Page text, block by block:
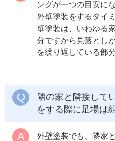
ングが一つの目安に
外壁塗装をするタイ
壁塗装は、いわゆる
分ですから見落とし
を繰り返している部
隣の家と隣接して
をする際に足場は
外壁塗装でも、隣家